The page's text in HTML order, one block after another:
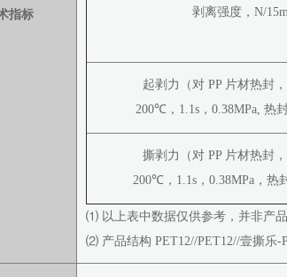
指标 剥离强度，N/
起剥力（对 PP 片材热封
200℃，1.1s，0.38MPa, 热
撕剥力（对 PP 片材热封
200℃，1.1s，0.38MPa，热
⑴ 以上表中数据仅供参考，并非产
⑵ 产品结构 PET12//PET12//壹撕乐-